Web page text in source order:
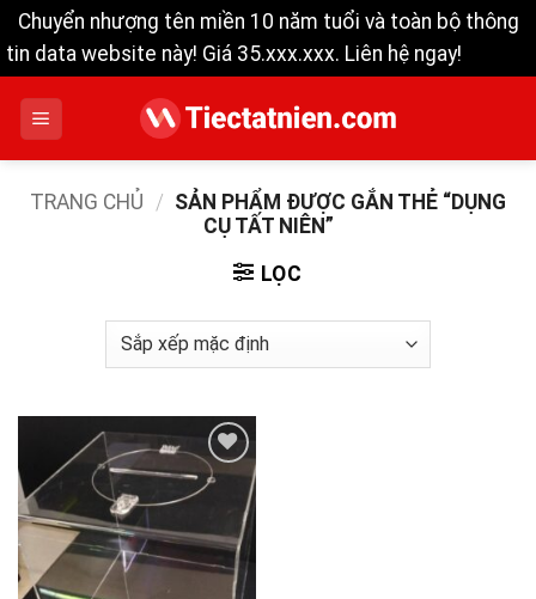
Chuyển nhượng tên miền 10 năm tuổi và toàn bộ thông
tin data website này! Giá 35.xxx.xxx. Liên hệ ngay!
nội
dung
TRANG CHỦ / SẢN PHẨM ĐƯỢC GẮN THẺ “DỤNG
CỤ TẤT NIÊN”
LỌC
Add to
wishlist